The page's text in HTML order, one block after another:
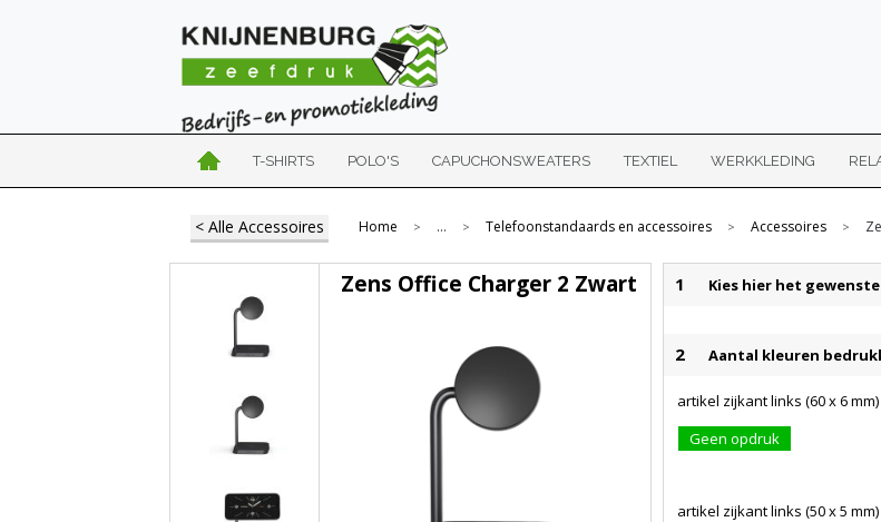
T-SHIRTS POLO'S CAPUCHONSWEATERS TEXTIEL WERKKLEDING
< Alle Accessoires Home > ... > Telefoonstandaards en accessoires > Accessoires >
1 Kies hier het
2 Aantal kleuren
artikel zijkant links (60 x 6 mm)
Geen opdruk
artikel zijkant links (50 x 5 mm)
Zens Office Charger 2 Zwart